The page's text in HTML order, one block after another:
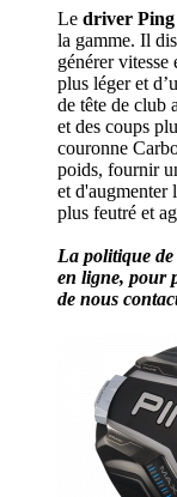
Le driver
la gamme. Il
générer vitesse
plus léger et
de tête de club
et des coups
couronne
poids, fournir
et d'augmenter
plus feutré et
La politique
en ligne, pour
de nous